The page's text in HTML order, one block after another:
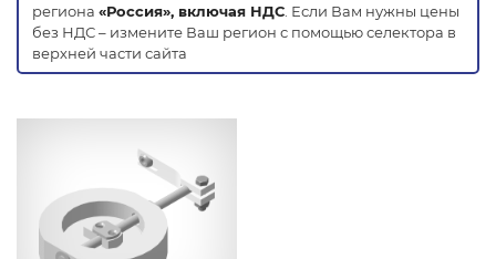
региона «Россия», включая НДС . Если Вам нужны цены
без НДС – измените Ваш регион с помощью селектора в
верхней части сайта